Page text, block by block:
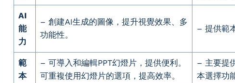
AI
能
力
– 創建AI生成的圖像，提升視覺效果、多
功能性。
– 提供範
範
本
– 可導入和編輯PPT幻燈片，提供便利。
可重複使用幻燈片的選項，提高效率。
– 主要提
本選擇功